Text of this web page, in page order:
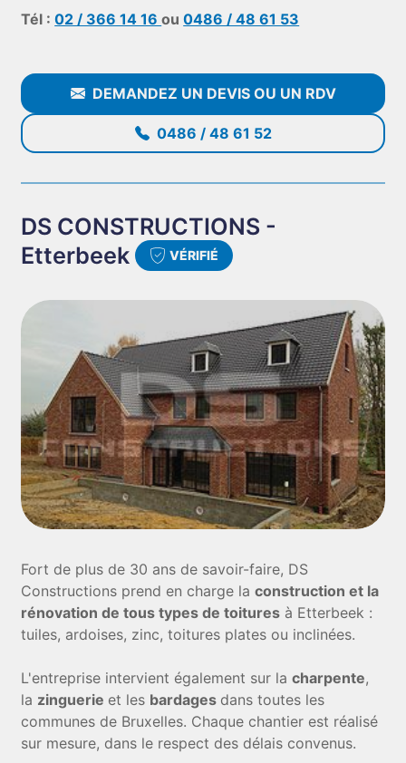
Tél :02 / 366 14 16ou0486 / 48 61 53
DEMANDEZ UN DEVIS OU UN RDV
0486 / 48 61 52
DS CONSTRUCTIONS -
Etterbeek
VÉRIFIÉ
Fort de plus de 30 ans de savoir-faire, DS
Constructions prend en charge laconstruction et la
rénovation de tous types de toitures à Etterbeek :
tuiles, ardoises, zinc, toitures plates ou inclinées.
L'entreprise intervient également sur lacharpente,
la zinguerie et les bardages dans toutes les
communes de Bruxelles. Chaque chantier est réalisé
sur mesure, dans le respect des délais convenus.